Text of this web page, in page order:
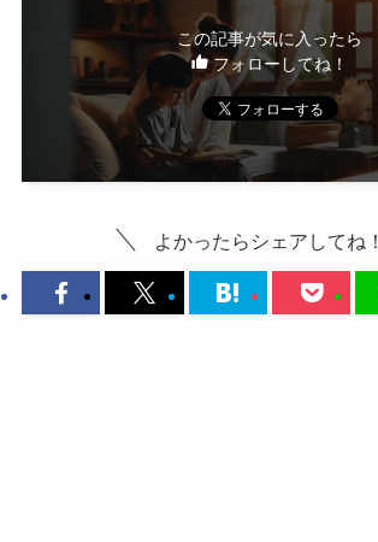
この記事が気に入ったら
フォローしてね！
よかったらシェアしてね！